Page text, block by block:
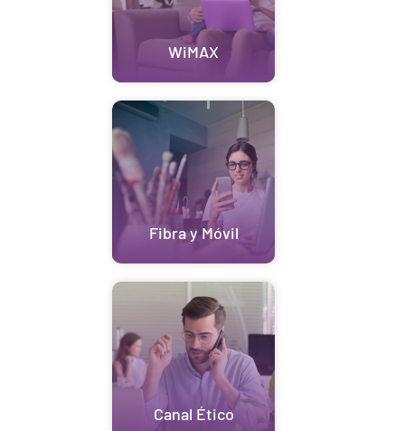
WiMAX
Fibra y Móvil
Canal Ético